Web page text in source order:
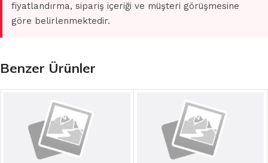
fiyatlandırma, sipariş içeriği ve müşteri görüşmesine
göre belirlenmektedir.
Benzer Ürünler